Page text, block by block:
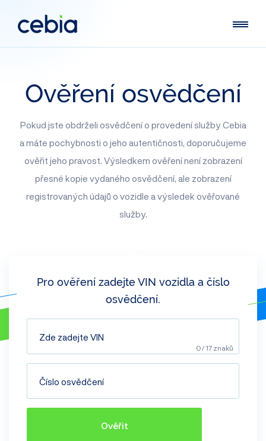
Ověření osvědčení
Pokud jste obdrželi osvědčení o provedení služby Cebia
a máte pochybnosti o jeho autentičnosti, doporučujeme
ověřit jeho pravost. Výsledkem ověření není zobrazení
přesné kopie vydaného osvědčení, ale zobrazení
registrovaných údajů o vozidle a výsledek ověřované
služby.
Pro ověření zadejte VIN vozidla a číslo
osvědčení.
0/ 17 znaků
Ověřit